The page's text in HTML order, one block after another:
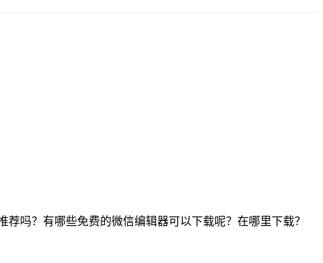
吗？有哪些免费的微信编辑器可以下载呢？在哪里下载？